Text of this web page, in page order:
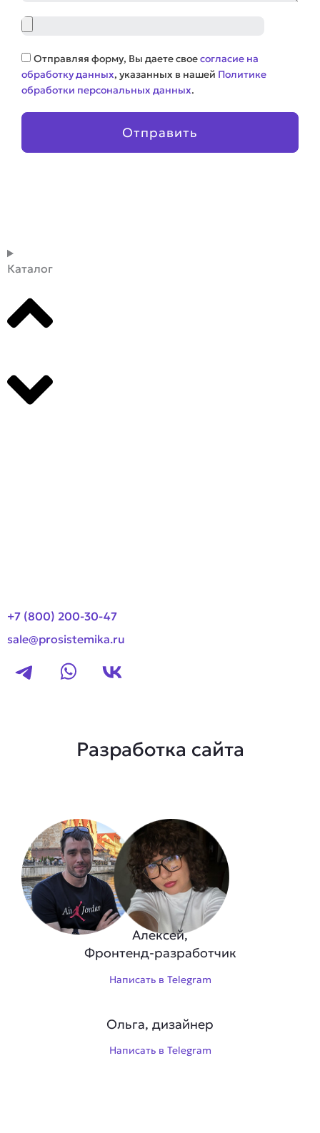
Файл
Соглашение
Отправляя форму, Вы даете своесогласие на
обработку данных, указанных в нашей Политике
обработки персональных данных.
Отправить
Каталог
+7 (800) 200-30-47
sale@prosistemika.ru
Разработка сайта
Алексей,
Фронтенд-разработчик
Написать в Telegram
Ольга, дизайнер
Написать в Telegram